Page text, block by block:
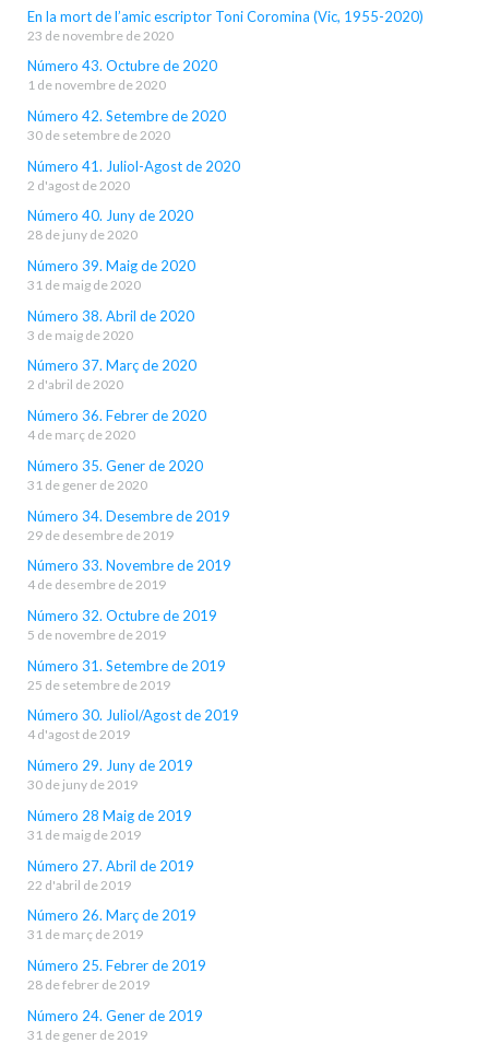
En la mort de l’amic escriptor Toni Coromina (Vic, 1955-2020)
23 de novembre de 2020
Número 43. Octubre de 2020
1 de novembre de 2020
Número 42. Setembre de 2020
30 de setembre de 2020
Número 41. Juliol-Agost de 2020
2 d'agost de 2020
Número 40. Juny de 2020
28 de juny de 2020
Número 39. Maig de 2020
31 de maig de 2020
Número 38. Abril de 2020
3 de maig de 2020
Número 37. Març de 2020
2 d'abril de 2020
Número 36. Febrer de 2020
4 de març de 2020
Número 35. Gener de 2020
31 de gener de 2020
Número 34. Desembre de 2019
29 de desembre de 2019
Número 33. Novembre de 2019
4 de desembre de 2019
Número 32. Octubre de 2019
5 de novembre de 2019
Número 31. Setembre de 2019
25 de setembre de 2019
Número 30. Juliol/Agost de 2019
4 d'agost de 2019
Número 29. Juny de 2019
30 de juny de 2019
Número 28 Maig de 2019
31 de maig de 2019
Número 27. Abril de 2019
22 d'abril de 2019
Número 26. Març de 2019
31 de març de 2019
Número 25. Febrer de 2019
28 de febrer de 2019
Número 24. Gener de 2019
31 de gener de 2019